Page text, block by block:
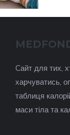
Cайт для тих,
харчуватись,
таблиця
маси тіла та